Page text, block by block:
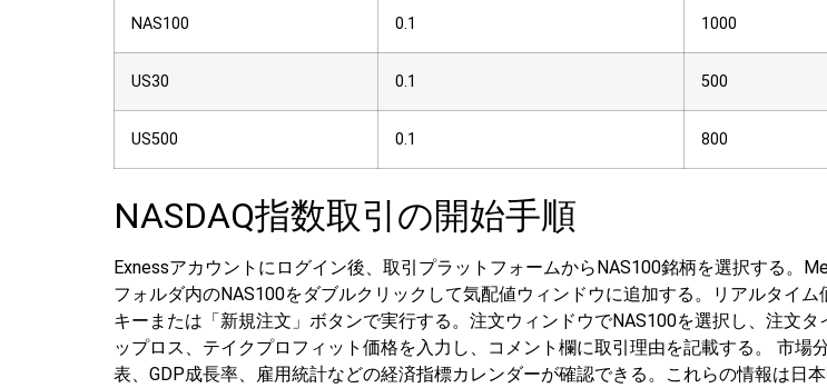
NAS100 0.1 1000
US30 0.1 500
US500 0.1 800
NASDAQ指数取引の開始手順
Exnessアカウントにログイン後、取引プラットフォームからNAS100銘柄を選択する。
フォルダ内のNAS100をダブルクリックして気配値ウィンドウに追加する。リアルタイム
キーまたは「新規注文」ボタンで実行する。注文ウィンドウでNAS100を選択し、注文
ップロス、テイクプロフィット価格を入力し、コメント欄に取引理由を記載する。
市場
表、GDP成長率、雇用統計などの経済指標カレンダーが確認できる。これらの情報は日